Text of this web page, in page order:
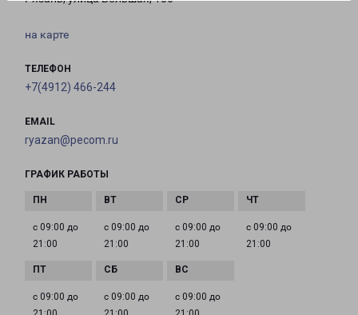
на карте
ТЕЛЕФОН
+7(4912) 466-244
EMAIL
ryazan@pecom.ru
ГРАФИК РАБОТЫ
с 09:00 до
21:00
с 09:00 до
21:00
с 09:00 до
21:00
с 09:00 до
21:00
с 09:00 до
с 09:00 до
с 09:00 до